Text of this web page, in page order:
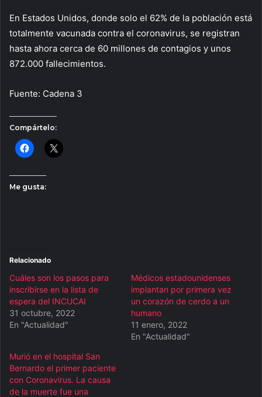
En Estados Unidos, donde solo el 62% de la población está
totalmente vacunada contra el coronavirus, se registran
hasta ahora cerca de 60 millones de contagios y unos
872.000 fallecimientos.
Fuente: Cadena 3
Compártelo:
Me gusta:
Relacionado
Cuáles son los pasos para
inscribirse en la lista de
espera del INCUCAI
31 octubre, 2022
En "Actualidad"
Médicos estadounidenses
implantan por primera vez
un corazón de cerdo a un
humano
11 enero, 2022
En "Actualidad"
Murió en el hospital San
Bernardo el primer paciente
con Coronavirus. La causa
de la muerte fue una